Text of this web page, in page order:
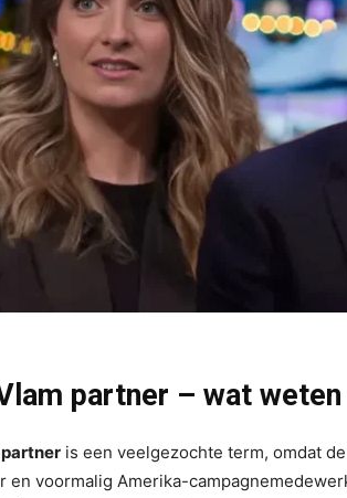
partner – wat
is een veelgezochte term, omdat
en voormalig Amerika-